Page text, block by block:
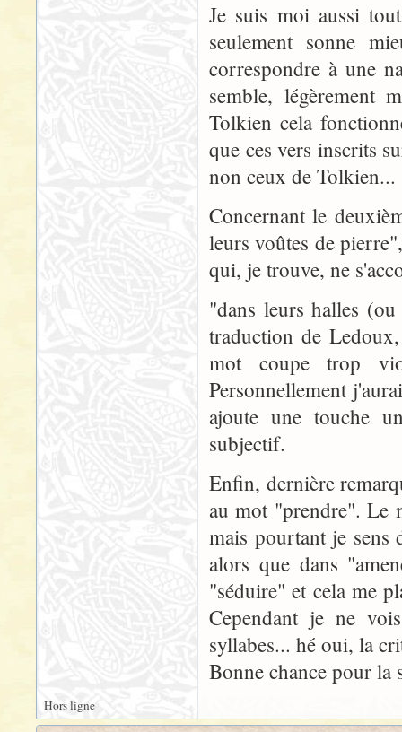
Je suis moi aussi
seulement sonne
correspondre à une
semble, légèrement
Tolkien cela
que ces vers inscrits
non ceux de Tolkien...
Concernant le
leurs voûtes de
qui, je trouve, ne
"dans leurs halles
traduction de
mot coupe trop
Personnellement
ajoute une touche
subjectif.
Enfin, dernière
au mot "prendre". Le
mais pourtant je
alors que dans
"séduire" et cela me
Cependant je ne
syllabes... hé oui, la
Bonne chance pour la
Hors ligne